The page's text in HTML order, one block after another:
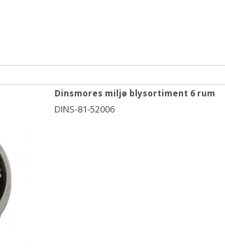
Dinsmores miljø blysortiment 6 rum
DINS-81-52006